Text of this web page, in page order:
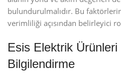
bulundurulmalıdır. Bu
verimliliği açısından belirleyici
Esis Elektrik Ürünleri
Bilgilendirme